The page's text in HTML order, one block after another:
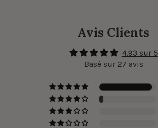
Avis Clients
4.93 sur 5
Basé sur 27 avis